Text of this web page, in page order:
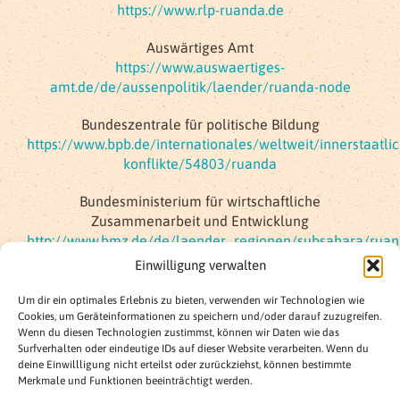
Einwilligung verwalten
Um dir ein optimales Erlebnis zu bieten, verwenden wir Technologien wie
Cookies, um Geräteinformationen zu speichern und/oder darauf zuzugreifen.
Wenn du diesen Technologien zustimmst, können wir Daten wie das
Surfverhalten oder eindeutige IDs auf dieser Website verarbeiten. Wenn du
deine Einwillligung nicht erteilst oder zurückziehst, können bestimmte
Merkmale und Funktionen beeinträchtigt werden.
https://www.rlp-ruanda.de
Auswärtiges Amt
https://www.auswaertiges-
amt.de/de/aussenpolitik/laender/ruanda-node
Bundeszentrale für politische Bildung
https://www.bpb.de/internationales/weltweit/
konflikte/54803/ruanda
Bundesministerium für wirtschaftliche
Zusammenarbeit und Entwicklung
http://www.bmz.de/de/laender_regionen/subsahara/